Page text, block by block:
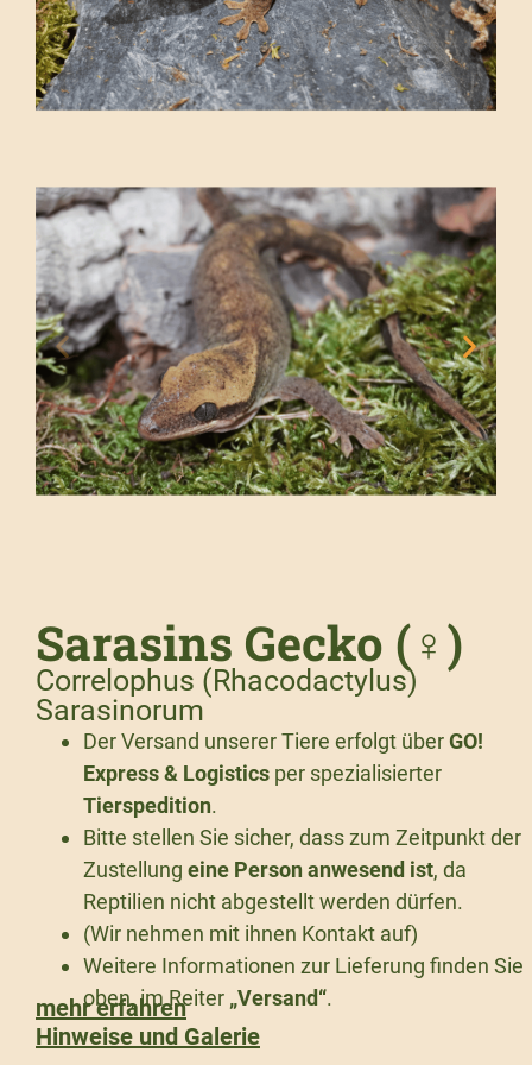
Sarasins Gecko (♀)
Correlophus (Rhacodactylus)
Sarasinorum
Der Versand unserer Tiere erfolgt überGO!
Express & Logistics per spezialisierter
Tierspedition.
Bitte stellen Sie sicher, dass zum Zeitpunkt der
Zustellung eine Person anwesend ist, da
Reptilien nicht abgestellt werden dürfen.
(Wir nehmen mit ihnen Kontakt auf)
Weitere Informationen zur Lieferung finden Sie
oben, im Reiter „Versand“.
mehr erfahren
Hinweise und Galerie